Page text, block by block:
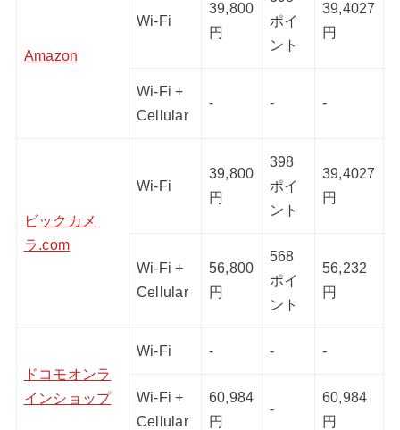
Amazon
Wi-Fi
39,800
円
ポイ
ント
39,4027
円
Wi-Fi +
Cellular
- - -
ビックカメ
ラ.com
Wi-Fi
39,800
円
398
ポイ
ント
39,4027
円
Wi-Fi +
Cellular
56,800
円
568
ポイ
ント
56,232
円
ドコモオンラ
インショップ
Wi-Fi - - -
Wi-Fi +
Cellular
60,984
円
-
60,984
円